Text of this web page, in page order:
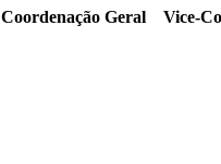
Coordenação Geral
Vice-